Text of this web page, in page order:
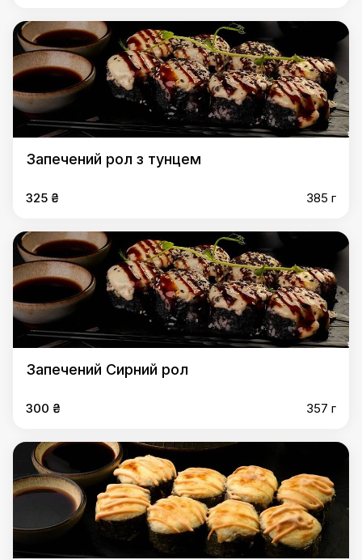
Запечений рол з тунцем
325 ₴ 385 г
Запечений Сирний рол
300 ₴ 357 г